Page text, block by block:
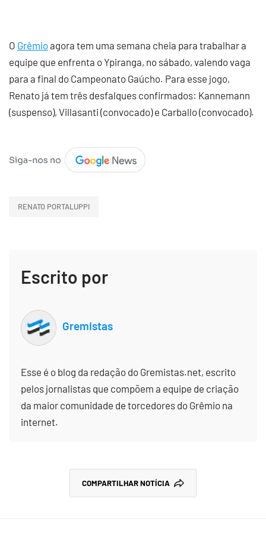
O Grêmioagora tem uma semana cheia para trabalhar a
equipe que enfrenta o Ypiranga, no sábado, valendo vaga
para a final do Campeonato Gaúcho. Para esse jogo,
Renato já tem três desfalques confirmados: Kannemann
(suspenso), Villasanti (convocado) e Carballo (convocado).
RENATO PORTALUPPI
Escrito por
Gremistas
Esse é o blog da redação do Gremistas.net, escrito
pelos jornalistas que compõem a equipe de criação
da maior comunidade de torcedores do Grêmio na
internet.
COMPARTILHAR NOTÍCIA